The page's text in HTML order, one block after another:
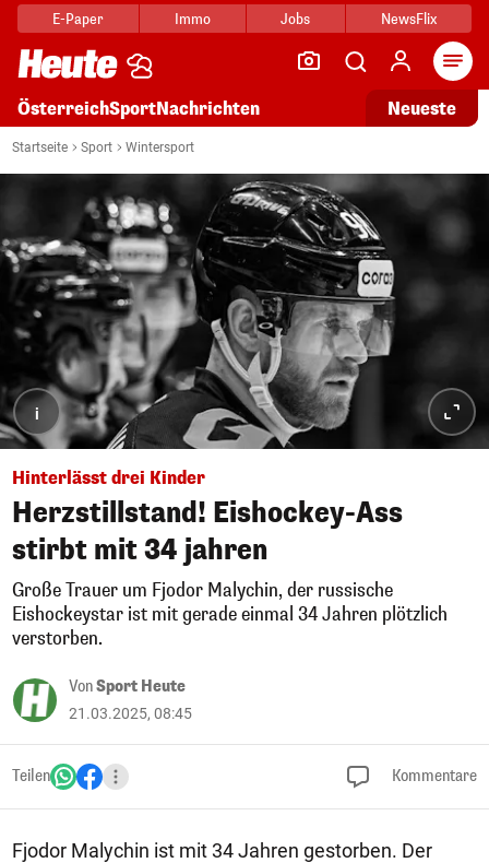
E-Paper Immo Jobs NewsFlix
ÖsterreichSportNachrichten Neueste
Startseite Sport Wintersport
i
Hinterlässt drei Kinder
Herzstillstand! Eishockey-Ass
stirbt mit 34 jahren
Große Trauer um Fjodor Malychin, der russische
Eishockeystar ist mit gerade einmal 34 Jahren plötzlich
verstorben.
VonSport Heute
21.03.2025, 08:45
Teilen Kommentare
Fjodor Malychin ist mit 34 Jahren gestorben. Der